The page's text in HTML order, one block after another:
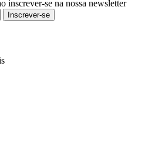
inscrever-se na nossa newsletter
Inscrever-se